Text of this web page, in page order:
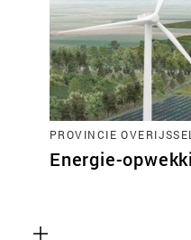
PROVINCIE OVERIJSSEL
Energie-